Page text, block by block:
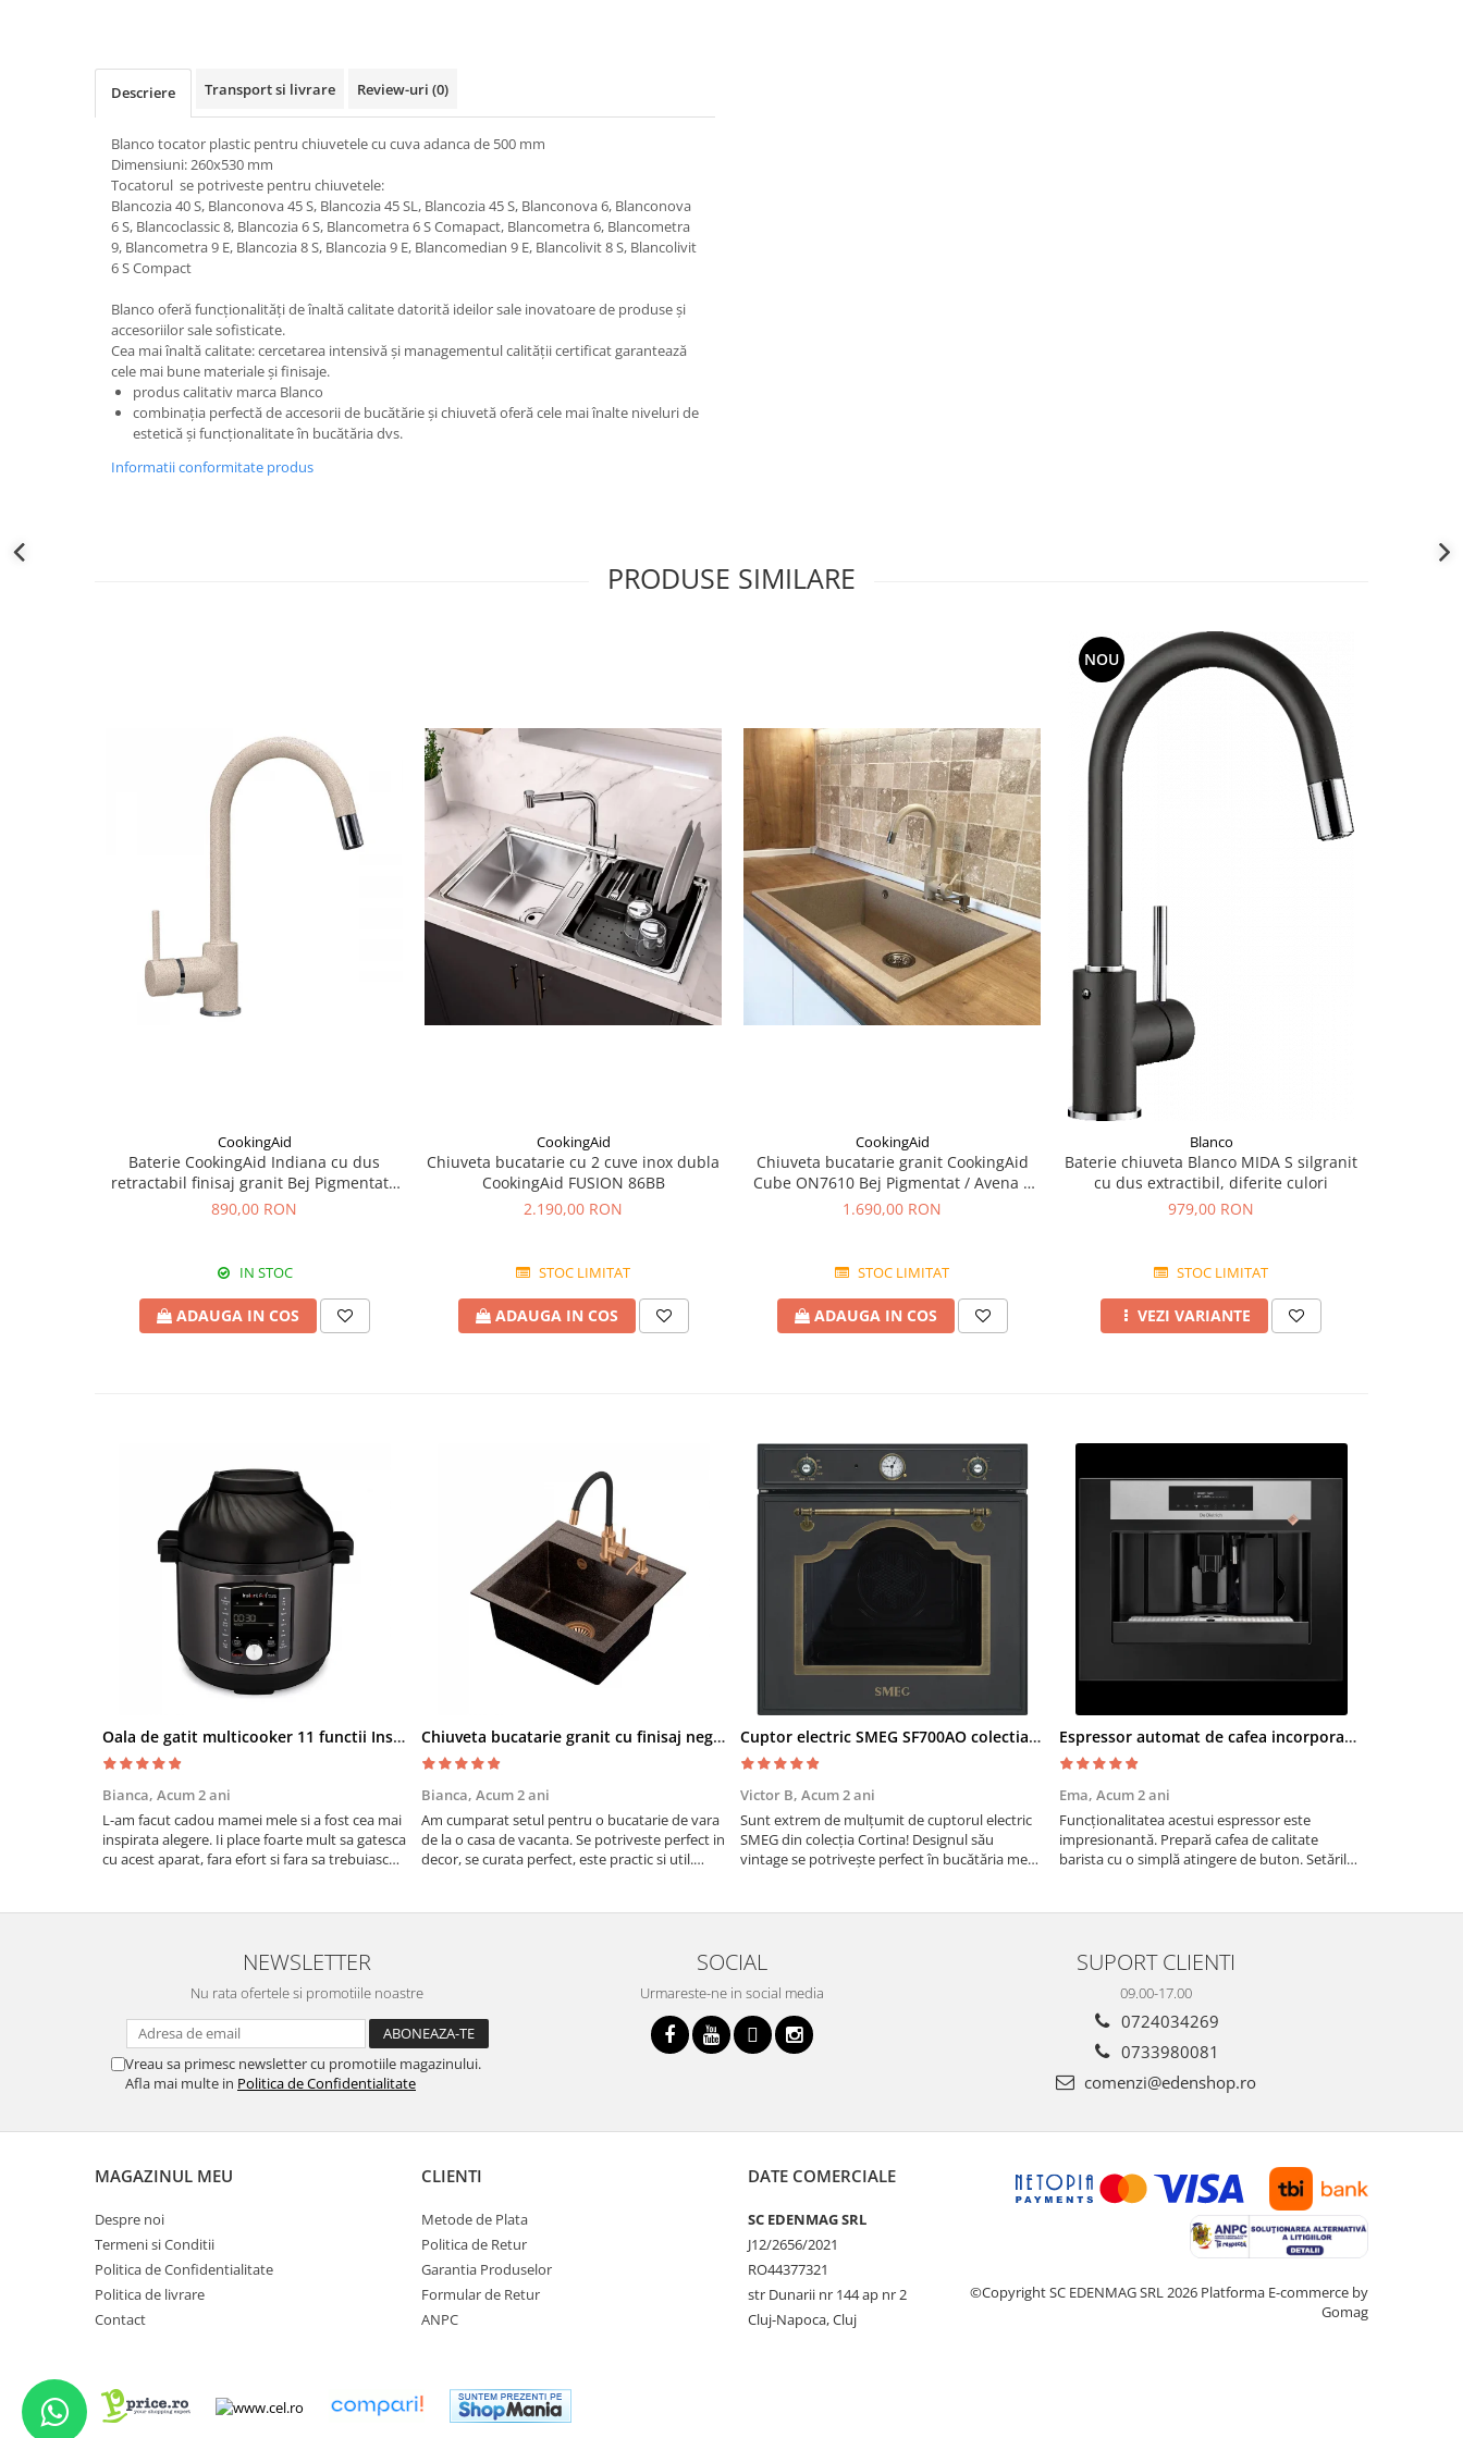
Descriere Transport si livrare Review-uri (0)
Blanco tocator plastic pentru chiuvetele cu cuva adanca de 500 mm
Dimensiuni: 260x530 mm
Tocatorul se potriveste pentru chiuvetele:
Blancozia 40 S, Blanconova 45 S, Blancozia 45 SL, Blancozia 45 S, Blanconova 6, Blanconova
6 S, Blancoclassic 8, Blancozia 6 S, Blancometra 6 S Comapact, Blancometra 6, Blancometra
9, Blancometra 9 E, Blancozia 8 S, Blancozia 9 E, Blancomedian 9 E, Blancolivit 8 S, Blancolivit
6 S Compact
Blanco oferă funcționalități de înaltă calitate datorită ideilor sale inovatoare de produse și
accesoriilor sale sofisticate.
Cea mai înaltă calitate: cercetarea intensivă și managementul calității certificat garantează
cele mai bune materiale și finisaje.
produs calitativ marca Blanco
combinația perfectă de accesorii de bucătărie și chiuvetă oferă cele mai înalte niveluri de
estetică și funcționalitate în bucătăria dvs.
Informatii conformitate produs
PRODUSE SIMILARE
CookingAid
Baterie CookingAid Indiana cu dus
retractabil finisaj granit Bej Pigmentat /
Avena
890,00 RON
IN STOC
ADAUGA IN COS
CookingAid
Chiuveta bucatarie cu 2 cuve inox dubla
CookingAid FUSION 86BB
2.190,00 RON
STOC LIMITAT
ADAUGA IN COS
CookingAid
Chiuveta bucatarie granit CookingAid
Cube ON7610 Bej Pigmentat / Avena +
accesorii montaj
1.690,00 RON
STOC LIMITAT
ADAUGA IN COS
NOU
Blanco
Baterie chiuveta Blanco MIDA S silgranit
cu dus extractibil, diferite culori
979,00 RON
STOC LIMITAT
VEZI VARIANTE
Oala de gatit multicooker 11 functii Instant Pot Pro Crisp 8 + Air Fryer 7.6 lt
Bianca, Acum 2 ani
L-am facut cadou mamei mele si a fost cea mai
inspirata alegere. Ii place foarte mult sa gatesca
cu acest aparat, fara efort si fara sa trebuiasca
Chiuveta bucatarie granit cu finisaj negru perlat/cupru Steingran Art Copper cu dozator si baterie Quadron
Bianca, Acum 2 ani
Am cumparat setul pentru o bucatarie de vara
de la o casa de vacanta. Se potriveste perfect in
decor, se curata perfect, este practic si util.
Cuptor electric SMEG SF700AO colectia Cortina
Victor B, Acum 2 ani
Sunt extrem de mulțumit de cuptorul electric
SMEG din colecția Cortina! Designul său
vintage se potrivește perfect în bucătăria mea,
Espressor automat de cafea incorporabil De Dietrich Platinum
Ema, Acum 2 ani
Funcționalitatea acestui espressor este
impresionantă. Prepară cafea de calitate
barista cu o simplă atingere de buton. Setările
pentru a sa...
gospodărie!
NEWSLETTER
Nu rata ofertele si promotiile noastre
Vreau sa primesc newsletter cu promotiile magazinului.
Afla mai multe in Politica de Confidentialitate
SOCIAL
Urmareste-ne in social media
SUPORT CLIENTI
09.00-17.00
0724034269
0733980081
comenzi@edenshop.ro
MAGAZINUL MEU
Despre noi
Termeni si Conditii
Politica de Confidentialitate
Politica de livrare
Contact
CLIENTI
Metode de Plata
Politica de Retur
Garantia Produselor
Formular de Retur
ANPC
DATE COMERCIALE
SC EDENMAG SRL
J12/2656/2021
RO44377321
str Dunarii nr 144 ap nr 2
Cluj-Napoca, Cluj
©Copyright SC EDENMAG SRL 2026 Platforma E-commerce by
Gomag